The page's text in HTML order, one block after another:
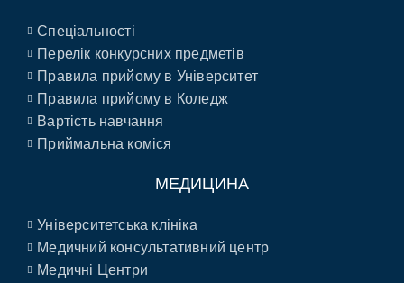
Спеціальності
Перелік конкурсних предметів
Правила прийому в Університет
Правила прийому в Коледж
Вартість навчання
Приймальна коміся
МЕДИЦИНА
Університетська клініка
Медичний консультативний центр
Медичні Центри